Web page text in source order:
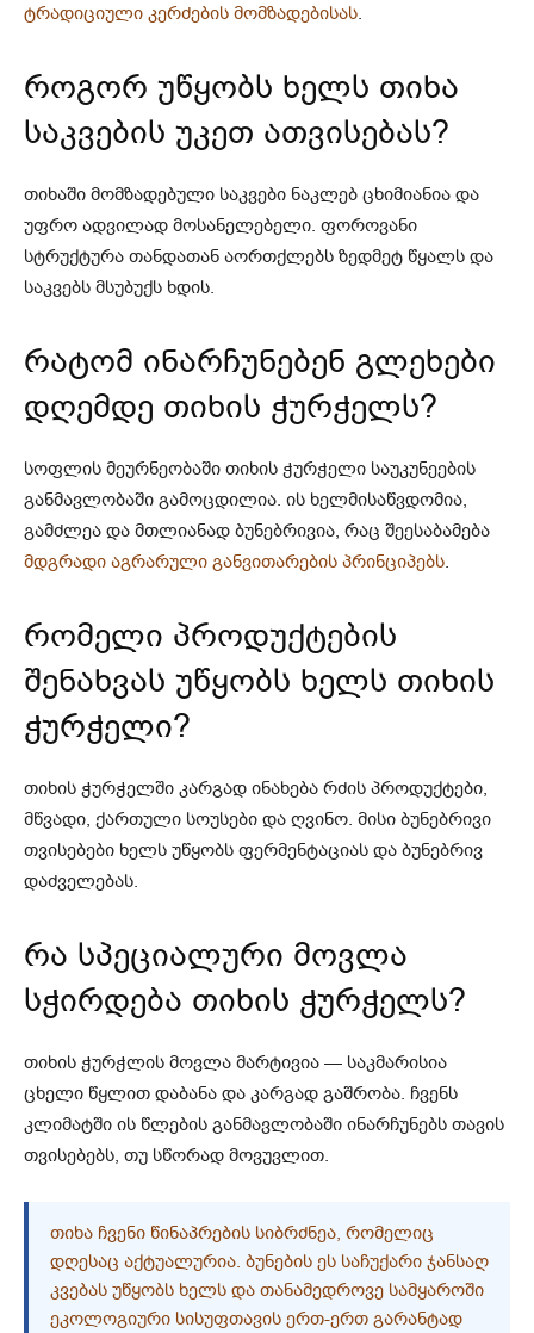
ტრადიციული კერძების მომზადებისას.
როგორ უწყობს ხელს თიხა
საკვების უკეთ ათვისებას?
თიხაში მომზადებული საკვები ნაკლებ ცხიმიანია და
უფრო ადვილად მოსანელებელი. ფოროვანი
სტრუქტურა თანდათან აორთქლებს ზედმეტ წყალს და
საკვებს მსუბუქს ხდის.
რატომ ინარჩუნებენ გლეხები
დღემდე თიხის ჭურჭელს?
სოფლის მეურნეობაში თიხის ჭურჭელი საუკუნეების
განმავლობაში გამოცდილია. ის ხელმისაწვდომია,
გამძლეა და მთლიანად ბუნებრივია, რაც შეესაბამება
მდგრადი აგრარული განვითარების პრინციპებს.
რომელი პროდუქტების
შენახვას უწყობს ხელს თიხის
ჭურჭელი?
თიხის ჭურჭელში კარგად ინახება რძის პროდუქტები,
მწვადი, ქართული სოუსები და ღვინო. მისი ბუნებრივი
თვისებები ხელს უწყობს ფერმენტაციას და ბუნებრივ
დაძველებას.
რა სპეციალური მოვლა
სჭირდება თიხის ჭურჭელს?
თიხის ჭურჭლის მოვლა მარტივია — საკმარისია
ცხელი წყლით დაბანა და კარგად გაშრობა. ჩვენს
კლიმატში ის წლების განმავლობაში ინარჩუნებს თავის
თვისებებს, თუ სწორად მოვუვლით.
ᲗᲘᲮᲐ ᲩᲕᲔᲜᲘ ᲬᲘᲜᲐᲞᲠᲔᲑᲘᲡ ᲡᲘᲑᲠᲫᲜᲔᲐ, ᲠᲝᲛᲔᲚᲘᲪ
ᲓᲦᲔᲡᲐᲪ ᲐᲥᲢᲣᲐᲚᲣᲠᲘᲐ. ᲑᲣᲜᲔᲑᲘᲡ ᲔᲡ ᲡᲐᲩᲣᲥᲐᲠᲘ ᲯᲐᲜᲡᲐᲦ
ᲙᲕᲔᲑᲐᲡ ᲣᲬᲧᲝᲑᲡ ᲮᲔᲚᲡ ᲓᲐ ᲗᲐᲜᲐᲛᲔᲓᲠᲝᲕᲔ ᲡᲐᲛᲧᲐᲠᲝᲨᲘ
ᲔᲙᲝᲚᲝᲒᲘᲣᲠᲘ ᲡᲘᲡᲣᲤᲗᲐᲕᲘᲡ ᲔᲠᲗ-ᲔᲠᲗ ᲒᲐᲠᲐᲜᲢᲐᲓ